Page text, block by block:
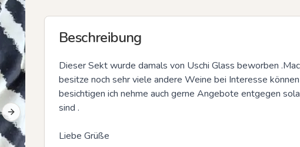
Next slide
Beschreibung
Dieser Sekt wurde damals von Uschi Glass beworben
besitze noch sehr viele andere Weine bei Interesse
besichtigen ich nehme auch gerne Angebote entgegen
sind .
Liebe Grüße